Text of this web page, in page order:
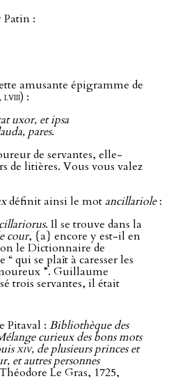
Patin :
amusante épigramme de
lviii) :
uxor, et ipsa
pares.
de servantes, elle-
de litières. Vous vous valez
définit ainsi le mot ancillariole:
. Il se trouve dans la
cour, {a} encore y est-il en
le Dictionnaire de
qui se plaît à caresser les
”. Guillaume
trois servantes, il était
Pitaval : Bibliothèque des
curieux des bons mots
xiv, de plusieurs princes et
et autres personnes
Le Gras, 1725,